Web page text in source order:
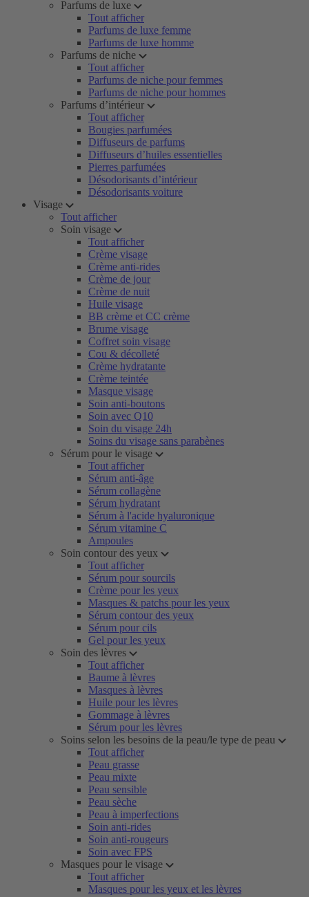
Parfums de luxe
Tout afficher
Parfums de luxe femme
Parfums de luxe homme
Parfums de niche
Tout afficher
Parfums de niche pour femmes
Parfums de niche pour hommes
Parfums d’intérieur
Tout afficher
Bougies parfumées
Diffuseurs de parfums
Diffuseurs d’huiles essentielles
Pierres parfumées
Désodorisants d’intérieur
Désodorisants voiture
Visage
Tout afficher
Soin visage
Tout afficher
Crème visage
Crème anti-rides
Crème de jour
Crème de nuit
Huile visage
BB crème et CC crème
Brume visage
Coffret soin visage
Cou & décolleté
Crème hydratante
Crème teintée
Masque visage
Soin anti-boutons
Soin avec Q10
Soin du visage 24h
Soins du visage sans parabènes
Sérum pour le visage
Tout afficher
Sérum anti-âge
Sérum collagène
Sérum hydratant
Sérum à l'acide hyaluronique
Sérum vitamine C
Ampoules
Soin contour des yeux
Tout afficher
Sérum pour sourcils
Crème pour les yeux
Masques & patchs pour les yeux
Sérum contour des yeux
Sérum pour cils
Gel pour les yeux
Soin des lèvres
Tout afficher
Baume à lèvres
Masques à lèvres
Huile pour les lèvres
Gommage à lèvres
Sérum pour les lèvres
Soins selon les besoins de la peau/le type de peau
Tout afficher
Peau grasse
Peau mixte
Peau sensible
Peau sèche
Peau à imperfections
Soin anti-rides
Soin anti-rougeurs
Soin avec FPS
Masques pour le visage
Tout afficher
Masques pour les yeux et les lèvres